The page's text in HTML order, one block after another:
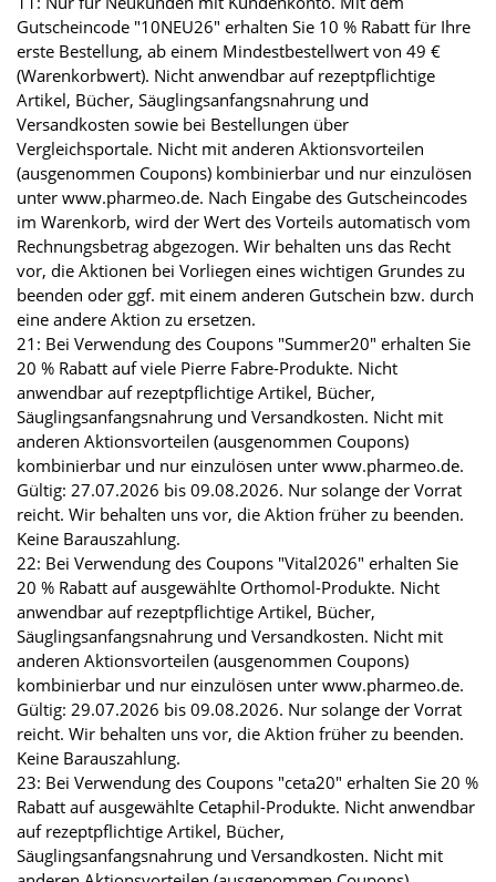
Gutscheincode "10NEU26" erhalten Sie 10 % Rabatt für Ihre
erste Bestellung, ab einem Mindestbestellwert von 49 €
(Warenkorbwert). Nicht anwendbar auf rezeptpflichtige
Artikel, Bücher, Säuglingsanfangsnahrung und
Versandkosten sowie bei Bestellungen über
Vergleichsportale. Nicht mit anderen Aktionsvorteilen
(ausgenommen Coupons) kombinierbar und nur einzulösen
unter www.pharmeo.de. Nach Eingabe des Gutscheincodes
im Warenkorb, wird der Wert des Vorteils automatisch vom
Rechnungsbetrag abgezogen. Wir behalten uns das Recht
vor, die Aktionen bei Vorliegen eines wichtigen Grundes zu
beenden oder ggf. mit einem anderen Gutschein bzw. durch
eine andere Aktion zu ersetzen.
21: Bei Verwendung des Coupons "Summer20" erhalten Sie
20 % Rabatt auf viele Pierre Fabre-Produkte. Nicht
anwendbar auf rezeptpflichtige Artikel, Bücher,
Säuglingsanfangsnahrung und Versandkosten. Nicht mit
anderen Aktionsvorteilen (ausgenommen Coupons)
kombinierbar und nur einzulösen unter www.pharmeo.de.
Gültig: 27.07.2026 bis 09.08.2026. Nur solange der Vorrat
reicht. Wir behalten uns vor, die Aktion früher zu beenden.
Keine Barauszahlung.
22: Bei Verwendung des Coupons "Vital2026" erhalten Sie
20 % Rabatt auf ausgewählte Orthomol-Produkte. Nicht
anwendbar auf rezeptpflichtige Artikel, Bücher,
Säuglingsanfangsnahrung und Versandkosten. Nicht mit
anderen Aktionsvorteilen (ausgenommen Coupons)
kombinierbar und nur einzulösen unter www.pharmeo.de.
Gültig: 29.07.2026 bis 09.08.2026. Nur solange der Vorrat
reicht. Wir behalten uns vor, die Aktion früher zu beenden.
Keine Barauszahlung.
23: Bei Verwendung des Coupons "ceta20" erhalten Sie 20 %
Rabatt auf ausgewählte Cetaphil-Produkte. Nicht anwendbar
auf rezeptpflichtige Artikel, Bücher,
Säuglingsanfangsnahrung und Versandkosten. Nicht mit